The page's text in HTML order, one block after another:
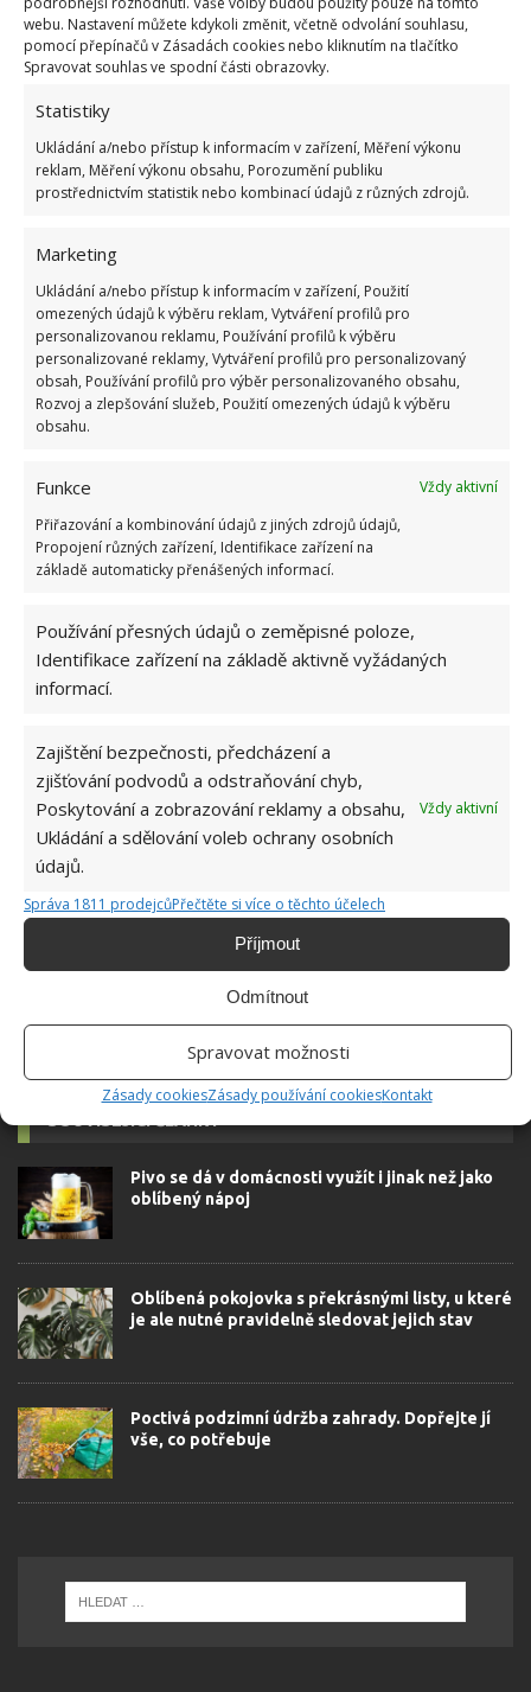
webu. Nastavení můžete kdykoli změnit, včetně odvolání souhlasu,
pomocí přepínačů v Zásadách cookies nebo kliknutím na tlačítko
Spravovat souhlas ve spodní části obrazovky.
Statistiky
Ukládání a/nebo přístup k informacím v zařízení, Měření výkonu
reklam, Měření výkonu obsahu, Porozumění publiku
prostřednictvím statistik nebo kombinací údajů z různých zdrojů.
Marketing
Ukládání a/nebo přístup k informacím v zařízení, Použití
omezených údajů k výběru reklam, Vytváření profilů pro
personalizovanou reklamu, Používání profilů k výběru
personalizované reklamy, Vytváření profilů pro personalizovaný
obsah, Používání profilů pro výběr personalizovaného obsahu,
Rozvoj a zlepšování služeb, Použití omezených údajů k výběru
obsahu.
Funkce
Vždy aktivní
Přiřazování a kombinování údajů z jiných zdrojů údajů,
Propojení různých zařízení, Identifikace zařízení na
základě automaticky přenášených informací.
Používání přesných údajů o zeměpisné poloze,
Identifikace zařízení na základě aktivně vyžádaných
informací.
Zajištění bezpečnosti, předcházení a
zjišťování podvodů a odstraňování chyb,
Poskytování a zobrazování reklamy a obsahu,
Ukládání a sdělování voleb ochrany osobních
údajů.
Vždy aktivní
Správa 1811 prodejcůPřečtěte si více o těchto účelech
Příjmout
Odmítnout
Spravovat možnosti
Zásady cookiesZásady používání cookiesKontakt
Při čištění pozlacených šperků byste měli být
opatrní, nejlepší je použít speciální měkké
ubrousky. Lze je zakoupit v klenotnictví a někdy
také v lékárnách. Pomoci však mohou i domácí
metody. Vezměte si rozkrojený citron nebo
cibuli a touto šťávou můžete šperky potřít a pak
jemně vyleštit.
Hana Musilová
Do redakce Bydlimeutulne.cz se
redaktorky ji tak nadchla, že se
autorovi]
SOUVISEJÍCÍ ČLÁNKY
Pivo se dá v domácnosti využít i jinak než jako
oblíbený nápoj
Oblíbená pokojovka s překrásnými listy, u které
je ale nutné pravidelně sledovat jejich stav
Poctivá podzimní údržba zahrady. Dopřejte jí
vše, co potřebuje